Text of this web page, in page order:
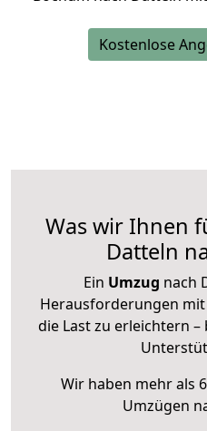
Kostenlose
Was wir Ihnen
Datteln
Ein Umzug nach
Herausforderungen
die Last zu erleichtern
Wir haben mehr als
Umzügen